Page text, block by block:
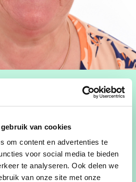
van cookies
om content en advertenties te
voor social media te bieden
te analyseren. Ook delen we
van onze site met onze
Bolle,
Bolle, licentiaat economie,